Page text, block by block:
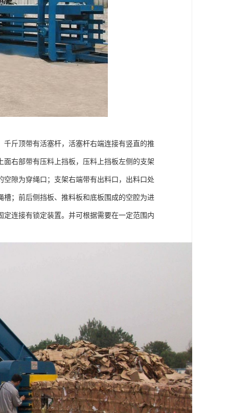
斤顶带有活塞杆，活塞杆右端连接有竖直的推
右部带有压料上挡板，压料上挡板左侧的支架
隙为穿绳口；支架右端带有出料口，出料口处
；前后侧挡板、推料板和底板围成的空腔为进
连接有锁定装置。并可根据需要在一定范围内